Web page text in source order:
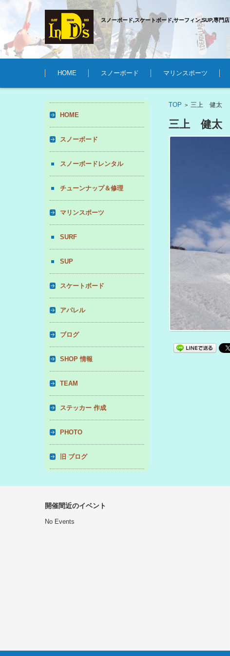
スノーボード,スケートボード,サーフィン,SUP,専門店
コンテンツに移動
HOME
スノーボード マリンスポーツ
TOP > 三上 健太
三上 健太
HOME
スノーボード
スノーボードレンタル
チューンナップ＆修理
マリンスポーツ
SURF
SUP
スケートボード
アパレル
ブログ
SHOP 情報
TEAM
ステッカー 作成
PHOTO
旧 ブログ
開催間近のイベント
No Events